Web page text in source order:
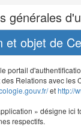
générales
et objet de
portail
des Relations avec les
ethttp://
» désigne ici
respectifs.